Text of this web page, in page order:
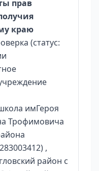
прав
краю
(статус:
имГероя
Трофимовича
,
район с